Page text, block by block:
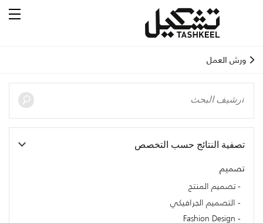
ورش العمل
تصفية النتائج حسب التخصص
تصميم
تصميم المنتج
التصميم الجرافيكي
Fashion Design